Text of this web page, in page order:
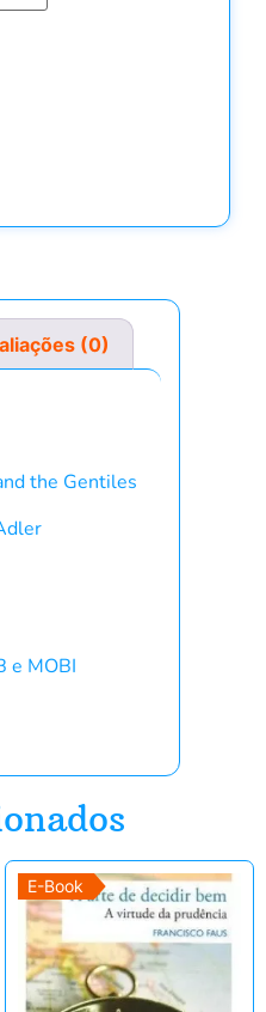
(0)
the Gentiles
e MOBI
E-Book